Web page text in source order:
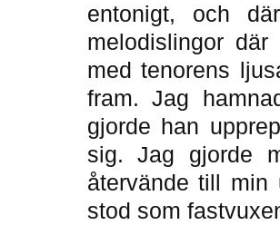
entonigt, och
melodislingor
med tenorens
fram. Jag
gjorde han
sig. Jag gjorde
återvände till min
stod som